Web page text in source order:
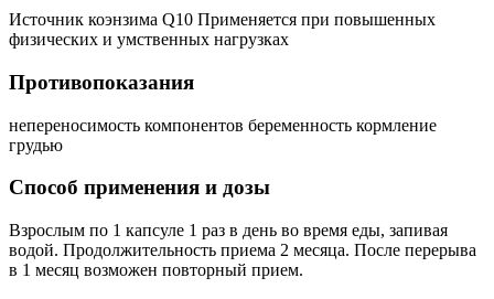
Источник коэнзима Q10 Применяется при повышенных
физических и умственных нагрузках
Противопоказания
непереносимость компонентов беременность кормление
грудью
Способ применения и дозы
Взрослым по 1 капсуле 1 раз в день во время еды, запивая
водой. Продолжительность приема 2 месяца. После перерыва
в 1 месяц возможен повторный прием.